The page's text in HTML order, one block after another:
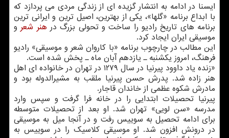
ایسنا در ادامه به انتشار گزیده ای از زندگی مردی می پردازد که
با ابداع برنامه «گلها»، یکی از بهترین، اصیل ترین و ایرانی ترین
برنامه های تاریخ رادیو را ساخت و تحولی بزرگ در هنر شعرو
موسیقی ایران ایجاد کرد.
این مطالب در چارچوب برنامه «با کاروان شعر و موسیقی» رادیو
فرهنگ، امروز یکشنبه ـ یازدهم آبان ماه ـ پخش شده است.
«زنده یاد داوود پیرنیا در سال ۱۲۷۹ در تهران در خانواده ای اهل
هنر زاده شد. پدرش حسن پیرنیا ملقب به مشیرالدوله بود و
مادرش شکوه عظمی از خاندان قاجار.
پیرنیا تحصیلات ابتدایی را در خانه فرا گرفت و سپس وارد
مدرسه «سن لویی» تهران شد. او بعد از تحصیلات متوسطه
برای ادامه تحصیل به سوییس رفت و در آنجا میل به موسیقی
در درونش افزون شد. او موسیقی کلاسیک را در سوییس به